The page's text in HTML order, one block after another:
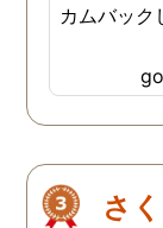
カムバック
さ